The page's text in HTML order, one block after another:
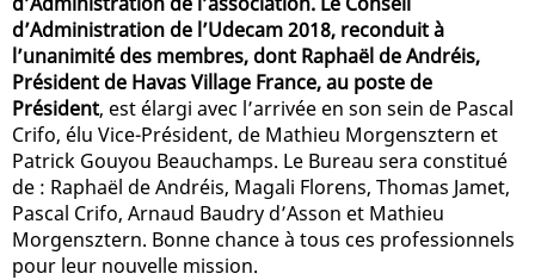
d’Administration de l’Udecam 2018, reconduit à
l’unanimité des membres, dont Raphaël de Andréis,
Président de Havas Village France, au poste de
Président, est élargi avec l’arrivée en son sein de Pascal
Crifo, élu Vice-Président, de Mathieu Morgensztern et
Patrick Gouyou Beauchamps. Le Bureau sera constitué
de : Raphaël de Andréis, Magali Florens, Thomas Jamet,
Pascal Crifo, Arnaud Baudry d’Asson et Mathieu
Morgensztern. Bonne chance à tous ces professionnels
pour leur nouvelle mission.